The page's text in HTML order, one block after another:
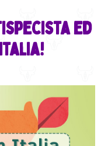
ed